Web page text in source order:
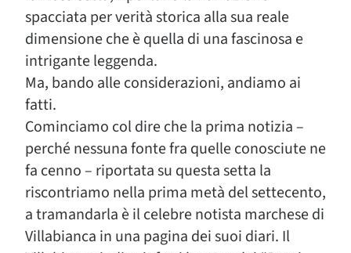
spacciata per verità storica alla sua reale
dimensione che è quella di una fascinosa e
intrigante leggenda.
Ma, bando alle considerazioni, andiamo ai
fatti.
Cominciamo col dire che la prima notizia –
perché nessuna fonte fra quelle conosciute ne
fa cenno – riportata su questa setta la
riscontriamo nella prima metà del settecento,
a tramandarla è il celebre notista marchese di
Villabianca in una pagina dei suoi diari. Il